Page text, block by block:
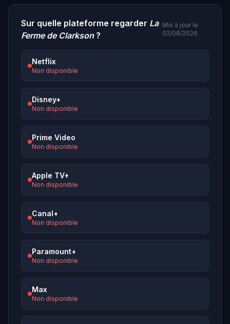
Sur quelle plateforme regarder La
Ferme de Clarkson?
Mis à jour le
02/08/2026
Netflix
Non disponible
Disney+
Non disponible
Prime Video
Non disponible
Apple TV+
Non disponible
Canal+
Non disponible
Paramount+
Non disponible
Max
Non disponible